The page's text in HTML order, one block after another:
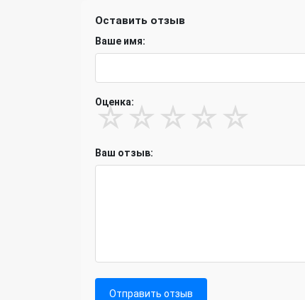
Оставить отзыв
Ваше имя:
Оценка:
☆ ☆ ☆ ☆ ☆
Ваш отзыв:
Отправить отзыв